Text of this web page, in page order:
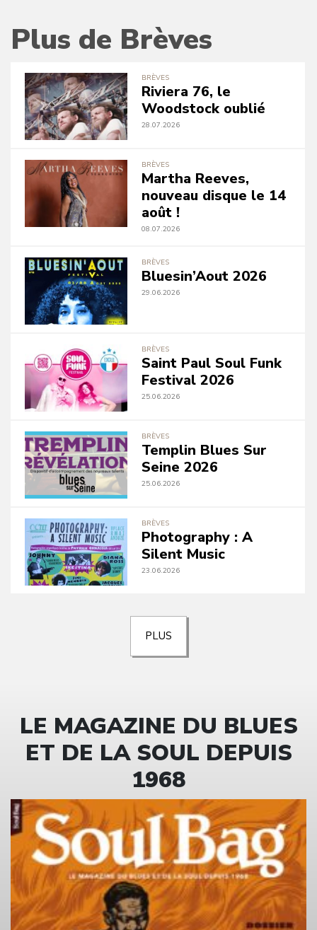
Plus de Brèves
BRÈVES
Riviera 76, le
Woodstock oublié
28.07.2026
BRÈVES
Martha Reeves,
nouveau disque le 14
août !
08.07.2026
BRÈVES
Bluesin’Aout 2026
29.06.2026
BRÈVES
Saint Paul Soul Funk
Festival 2026
25.06.2026
BRÈVES
Templin Blues Sur
Seine 2026
25.06.2026
BRÈVES
Photography : A
Silent Music
23.06.2026
PLUS
LE MAGAZINE DU BLUES
ET DE LA SOUL DEPUIS
1968